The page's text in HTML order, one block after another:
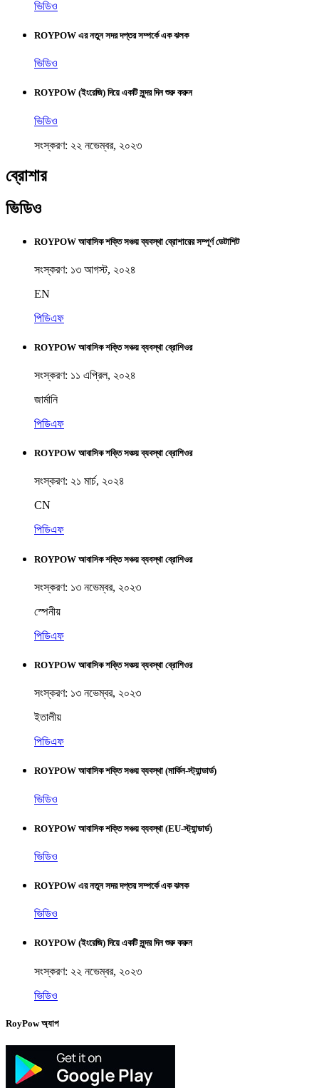
ভিডিও
ROYPOW এর নতুন সদর দপ্তর সম্পর্কে এক ঝলক
ভিডিও
ROYPOW (ইংরেজি) দিয়ে একটি সুন্দর দিন শুরু করুন
ভিডিও
সংস্করণ: ২২ নভেম্বর, ২০২৩
ব্রোশার
ভিডিও
ROYPOW আবাসিক শক্তি সঞ্চয় ব্যবস্থা ব্রোশারের সম্পূর্ণ ডেটাশিট
সংস্করণ: ১৩ আগস্ট, ২০২৪
EN
পিডিএফ
ROYPOW আবাসিক শক্তি সঞ্চয় ব্যবস্থা ব্রোশিওর
সংস্করণ: ১১ এপ্রিল, ২০২৪
জার্মানি
পিডিএফ
ROYPOW আবাসিক শক্তি সঞ্চয় ব্যবস্থা ব্রোশিওর
সংস্করণ: ২১ মার্চ, ২০২৪
CN
পিডিএফ
ROYPOW আবাসিক শক্তি সঞ্চয় ব্যবস্থা ব্রোশিওর
সংস্করণ: ১৩ নভেম্বর, ২০২৩
স্পেনীয়
পিডিএফ
ROYPOW আবাসিক শক্তি সঞ্চয় ব্যবস্থা ব্রোশিওর
সংস্করণ: ১৩ নভেম্বর, ২০২৩
ইতালীয়
পিডিএফ
ROYPOW আবাসিক শক্তি সঞ্চয় ব্যবস্থা (মার্কিন-স্ট্যান্ডার্ড)
ভিডিও
ROYPOW আবাসিক শক্তি সঞ্চয় ব্যবস্থা (EU-স্ট্যান্ডার্ড)
ভিডিও
ROYPOW এর নতুন সদর দপ্তর সম্পর্কে এক ঝলক
ভিডিও
ROYPOW (ইংরেজি) দিয়ে একটি সুন্দর দিন শুরু করুন
সংস্করণ: ২২ নভেম্বর, ২০২৩
ভিডিও
RoyPow অ্যাপ